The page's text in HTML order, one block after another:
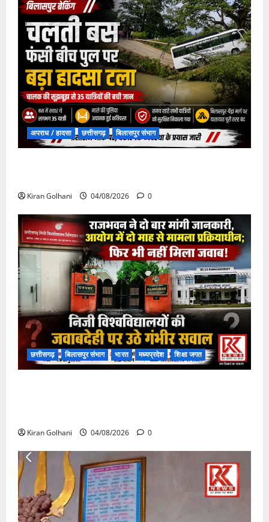
अपराध / हादसा छत्तीसगढ़ बिलासपुर संभाग
Kiran Golhani 04/08/2026 0
छत्तीसगढ़ बिलासपुर संभाग भारत मध्यप्रदेश शिक्षा जगत
Kiran Golhani 04/08/2026 0